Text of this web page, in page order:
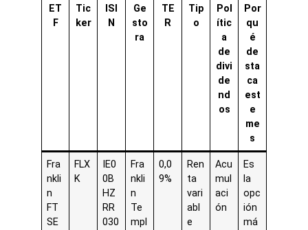
ET
F
Tic
ker
ISI
N
Ge
sto
ra
TE
R
Tip
o
Pol
ític
a
de
divi
de
nd
os
Por
qu
é
de
sta
ca
est
e
me
s
Fra
nkli
n
FT
SE
FLX
K
IE0
0B
HZ
RR
030
Fra
nkli
n
Te
mpl
0,0
9%
Ren
ta
vari
abl
e
Acu
mul
aci
ón
Es
la
opc
ión
má